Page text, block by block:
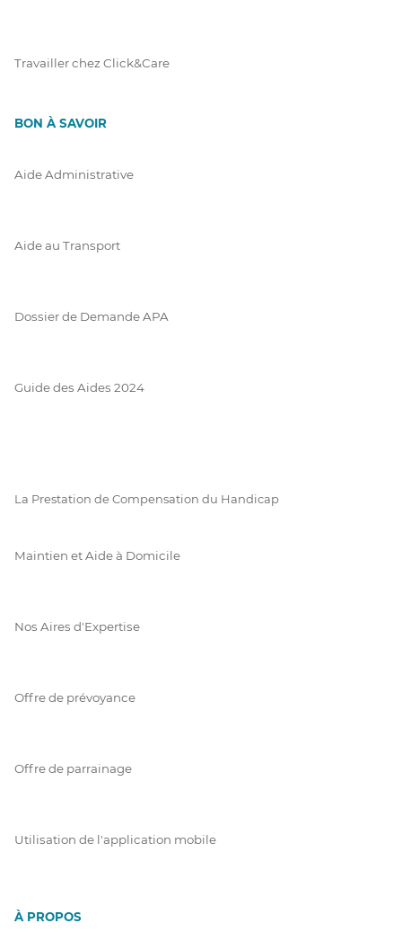
Travailler chez Click&Care
BON À SAVOIR
Aide Administrative
Aide au Transport
Dossier de Demande APA
Guide des Aides 2024
La Prestation de Compensation du Handicap
Maintien et Aide à Domicile
Nos Aires d'Expertise
Offre de prévoyance
Offre de parrainage
Utilisation de l'application mobile
À PROPOS